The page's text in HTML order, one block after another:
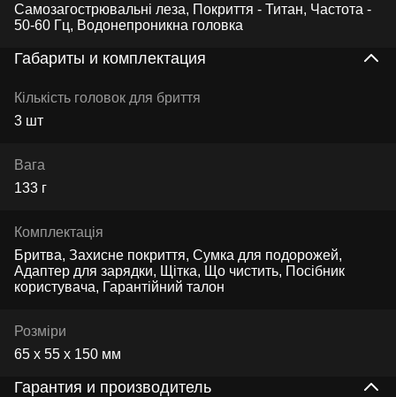
Самозагострювальні леза, Покриття - Титан, Частота -
50-60 Гц, Водонепроникна головка
Габариты и комплектация
Кількість головок для бриття
3 шт
Вага
133 г
Комплектація
Бритва, Захисне покриття, Сумка для подорожей,
Адаптер для зарядки, Щітка, Що чистить, Посібник
користувача, Гарантійний талон
Розміри
65 х 55 х 150 мм
Гарантия и производитель